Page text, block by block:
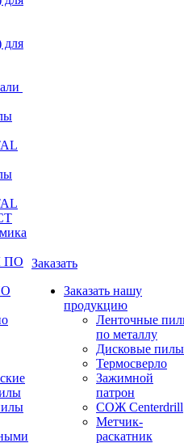
для
Заказать
Заказать нашу
продукцию
Ленточные
по металлу
Дисковые пилы
Термосверло
Зажимной
патрон
СОЖ Centerdrill
Метчик-
раскатник